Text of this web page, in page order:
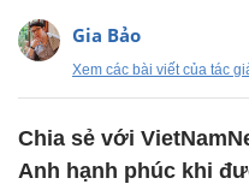
Gia Bảo
Xem các bài viết của tác
Chia sẻ với
Anh hạnh phúc khi